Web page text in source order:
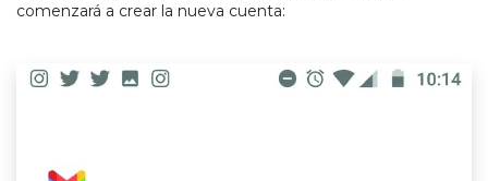
comenzará a crear la nueva cuenta: